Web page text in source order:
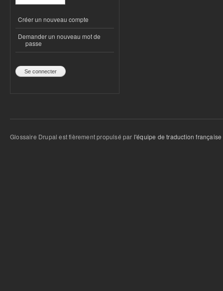
Créer un nouveau compte
Demander un nouveau mot de
passe
Glossaire Drupal est fièrement propulsé par l'équipe de traduction française